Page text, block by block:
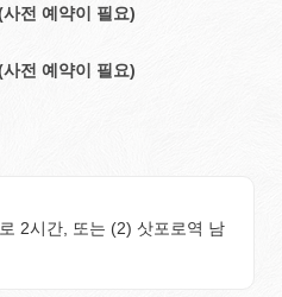
전 예약이 필요)
전 예약이 필요)
2시간, 또는 (2) 삿포로역 남